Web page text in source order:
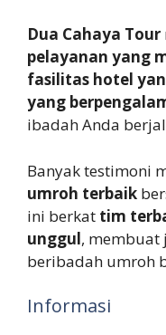
Dua Cahaya Tour
pelayanan yang
fasilitas hotel
yang
ibadah Anda
Banyak testimoni
umroh terbaik
ini berkat tim
unggul, membuat
beribadah umroh
Informasi